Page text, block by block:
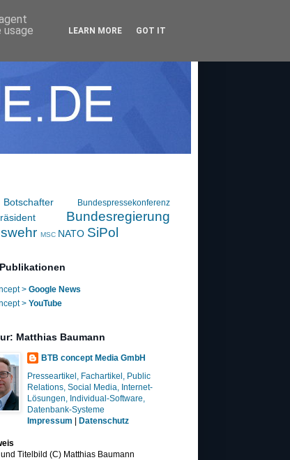
Botschafter Bundespressekonferenz
Bundesregierung
MSC NATO SiPol
> Google News
> YouTube
Matthias Baumann
BTB concept Media GmbH
Presseartikel, Fachartikel, Public
Relations, Social Media, Internet-
Lösungen, Individual-Software,
Datenbank-Systeme
Impressum
Datenschutz
Titelbild (C) Matthias Baumann
LEARN MORE GOT IT